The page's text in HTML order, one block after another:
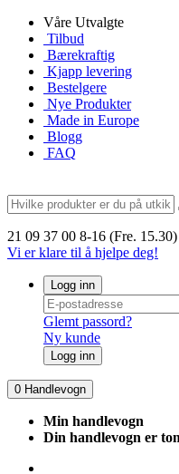
Våre Utvalgte
Tilbud
Bærekraftig
Kjapp levering
Bestelgere
Nye Produkter
Made in Europe
Blogg
FAQ
21 09 37 00 8-16 (Fre. 15.30)
Vi er klare til å hjelpe deg!
Logg inn
Glemt passord?
Ny kunde
Logg inn
0 Handlevogn
Min handlevogn
Din handlevogn er